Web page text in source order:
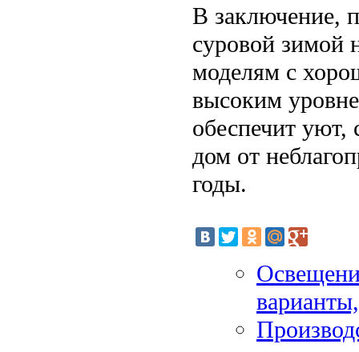
В заключение,
суровой зимой
моделям с
высоким
обеспечит уют,
дом от
годы.